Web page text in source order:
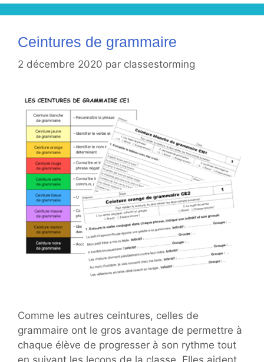
Ceintures de grammaire
2 décembre 2020 par classestorming
Comme les autres ceintures, celles de
grammaire ont le gros avantage de permettre à
chaque élève de progresser à son rythme tout
en suivant les leçons de la classe. Elles aident